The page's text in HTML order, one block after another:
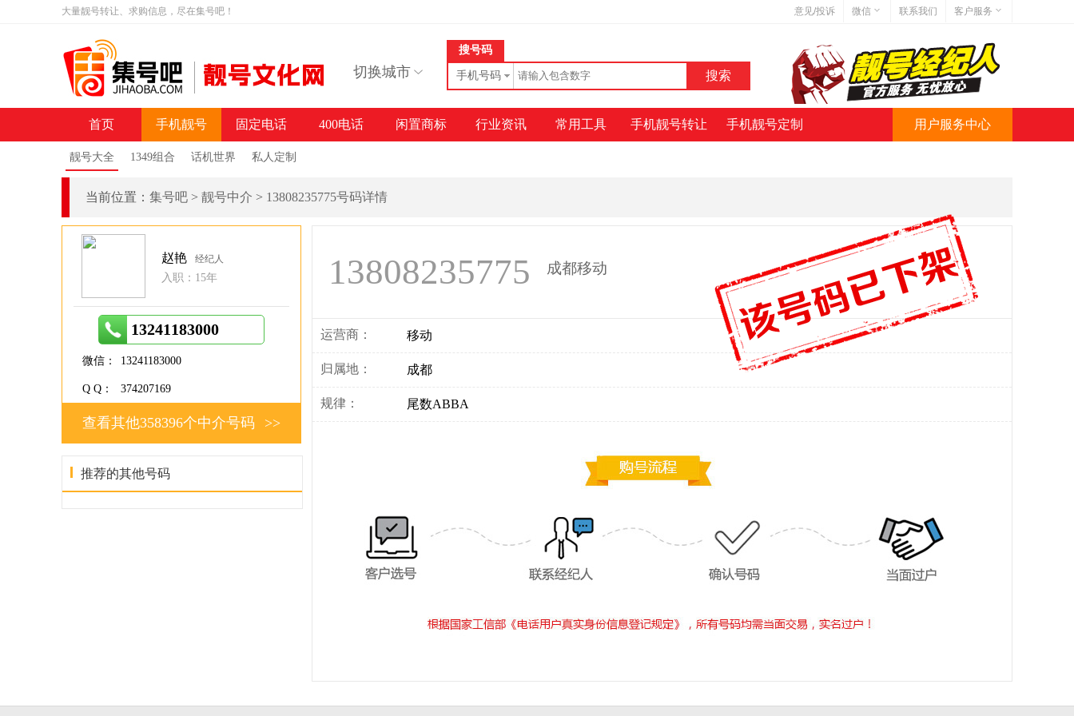
大量靓号转让、求购信息，尽在集号吧！ 意见/投诉 微信
微信号:jihaoba999
联系我们
客户服务
网站地图
网站简介
切换城市
搜号码
手机号码
首页 手机靓号
靓号大全 1349组合 话机世界 私人定制
固定电话 400电话 闲置商标 行业资讯 常用工具 手机靓号转让 手机靓号定制 用户服务中心
当前位置： 集号吧 > 靓号中介 > 13808235775号码详情
13808235775 成都移动
运营商： 移动
归属地： 成都
规律： 尾数ABBA
赵艳 经纪人
入职：15年
13241183000
微信： 13241183000
Q Q： 374207169
>>
查看其他358396个中介号码
推荐的其他号码